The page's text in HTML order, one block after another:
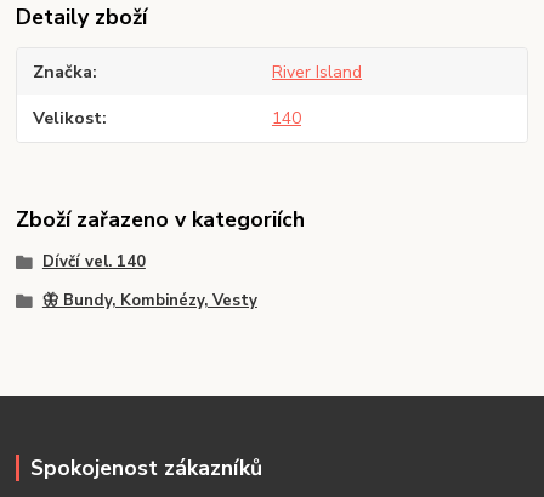
Detaily zboží
Značka River Island
Velikost 140
Zboží zařazeno v kategoriích
Dívčí vel. 140
🦋 Bundy, Kombinézy, Vesty
Spokojenost zákazníků